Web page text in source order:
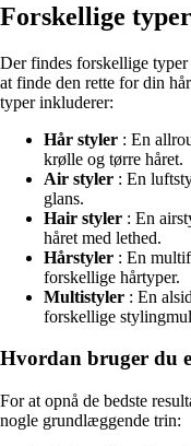
Forskellige
Der findes forskellige
at finde den rette for din
typer inkluderer:
Hår styler : En
krølle og tørre håret.
Air styler : En
glans.
Hair styler : En
håret med lethed.
Hårstyler : En
forskellige hårtyper.
Multistyler : En
forskellige
Hvordan bruger du
For at opnå de bedste
nogle grundlæggende trin: